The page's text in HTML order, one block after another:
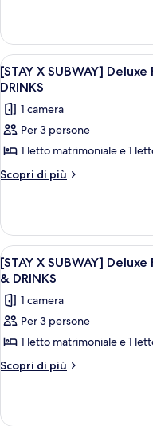
Double
Room,
Ocean
View
+
CHIPS
&
X
SUBWAY]
Standard
Double
Ocean
View
CHIPS
&
DRINKS
Apri
tutte
le
foto
per
[STAY
X
Family
Room,
City
View
+
CHIPS
&
5
[STAY X SUBWAY]
DRINKS
1 camera
Per 3 persone
1 letto matrimoniale e 1
Scopri di più
Altri
X
SUBWAY]
Deluxe
Family
City
View
CHIPS
&
DRINKS
Apri
tutte
le
foto
per
[STAY
X
Family
7
[STAY X SUBWAY]
& DRINKS
1 camera
Per 3 persone
1 letto matrimoniale e 1
Scopri di più
Altri
X